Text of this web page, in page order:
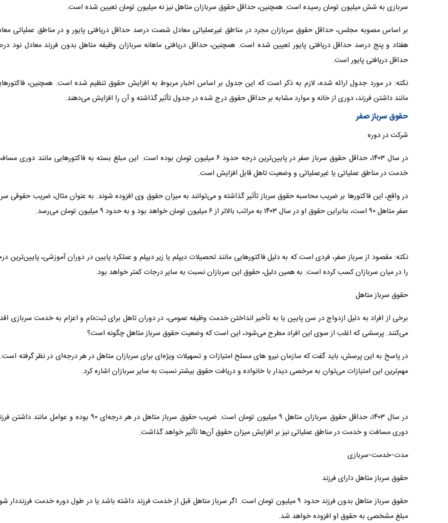
سربازی به شش میلیون تومان رسیده است. همچنین، حداقل حقوق سربازان متاهل نیز نه میلیون تومان تعیین شده است.
بر اساس مصوبه مجلس، حداقل حقوق سربازان مجرد در مناطق غیرعملیاتی معادل شصت درصد حداقل دریافتی پایور و در مناطق عملیاتی
هفتاد و پنج درصد حداقل دریافتی پایور تعیین شده است. همچنین، حداقل دریافتی ماهانه سربازان وظیفه متاهل بدون فرزند معادل نود
حداقل دریافتی پایور است.
نکته: در مورد جدول ارائه شده، لازم به ذکر است که این جدول بر اساس اخبار مربوط به افزایش حقوق تنظیم شده است. همچنین،
مانند داشتن فرزند، دوری از خانه و موارد مشابه بر حداقل حقوق درج شده در جدول تأثیر گذاشته و آن را افزایش می‌دهند.
حقوق سرباز صفر
شرکت در دوره
در سال ۱۴۰۳، حداقل حقوق سرباز صفر در پایین‌ترین درجه حدود ۶ میلیون تومان بوده است. این مبلغ بسته به فاکتورهایی مانند دوری
خدمت در مناطق عملیاتی یا غیرعملیاتی و وضعیت تاهل قابل افزایش است.
در واقع، این فاکتورها بر ضریب محاسبه حقوق سرباز تأثیر گذاشته و می‌توانند به میزان حقوق وی افزوده شوند. به عنوان مثال، ضریب حقوقی
صفر متاهل ۹۰ است، بنابراین حقوق او در سال ۱۴۰۳ به مراتب بالاتر از ۶ میلیون تومان خواهد بود و به حدود ۹ میلیون تومان می‌رسد.
نکته: مقصود از سرباز صفر، فردی است که به دلیل فاکتورهایی مانند تحصیلات دیپلم یا زیر دیپلم و عملکرد پایین در دوران آموزشی، پایین‌ترین
را در میان سربازان کسب کرده است. به همین دلیل، حقوق این سربازان نسبت به سایر درجات کمتر خواهد بود.
حقوق سرباز متاهل
برخی از افراد به دلیل ازدواج در سن پایین یا به تأخیر انداختن خدمت وظیفه عمومی، در دوران تاهل برای ثبت‌نام و اعزام به خدمت سربازی
می‌کنند. پرسشی که اغلب از سوی این افراد مطرح می‌شود، این است که وضعیت حقوق سرباز متاهل چگونه است؟
در پاسخ به این پرسش، باید گفت که سازمان نیرو های مسلح امتیازات و تسهیلات ویژه‌ای برای سربازان متاهل در هر درجه‌ای در نظر گرفته است.
مهم‌ترین این امتیازات می‌توان به مرخصی دیدار با خانواده و دریافت حقوق بیشتر نسبت به سایر سربازان اشاره کرد.
در سال ۱۴۰۳، حداقل حقوق سربازان متاهل ۹ میلیون تومان است. ضریب حقوق سرباز متاهل در هر درجه‌ای ۹۰ بوده و عوامل مانند
دوری مسافت و خدمت در مناطق عملیاتی نیز بر افزایش میزان حقوق آن‌ها تأثیر خواهد گذاشت.
مدت-خدمت-سربازی
حقوق سرباز متاهل دارای فرزند
حقوق سرباز متاهل بدون فرزند حدود ۹ میلیون تومان است. اگر سرباز متاهل قبل از خدمت فرزند داشته باشد یا در طول دوره خدمت فرزنددار
مبلغ مشخصی به حقوق او افزوده خواهد شد.